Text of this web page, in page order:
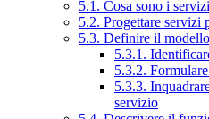
5.1. Cosa sono i
5.2. Progettare servizi
5.3. Definire il
5.3.1.
5.3.2.
5.3.3.
servizio